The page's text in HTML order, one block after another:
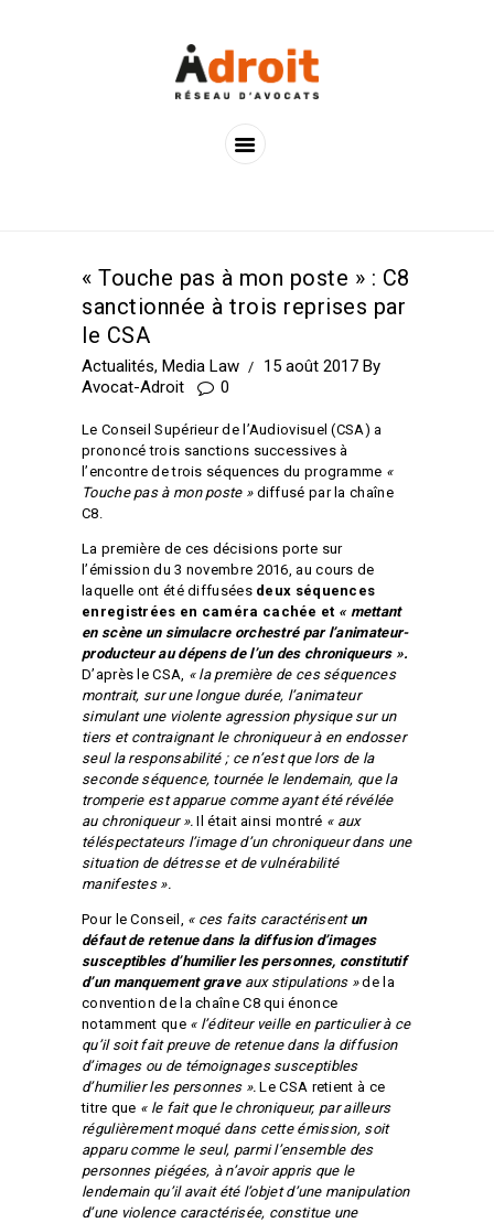
ACCUEIL
LES AVOCATS
CONTACTS
« Touche pas à mon poste » : C8
sanctionnée à trois reprises par
le CSA
Actualités, Media Law 15 août 2017 By
Avocat-Adroit
0
Le Conseil Supérieur de l’Audiovisuel (CSA) a
prononcé trois sanctions successives à
l’encontre de trois séquences du programme «
Touche pas à mon poste » diffusé par la chaîne
C8.
La première de ces décisions porte sur
l’émission du 3 novembre 2016, au cours de
laquelle ont été diffusées deux séquences
enregistrées en caméra cachée et « mettant
en scène un simulacre orchestré par l’animateur-
producteur au dépens de l’un des chroniqueurs ».
D’après le CSA, « la première de ces séquences
montrait, sur une longue durée, l’animateur
simulant une violente agression physique sur un
tiers et contraignant le chroniqueur à en endosser
seul la responsabilité ; ce n’est que lors de la
seconde séquence, tournée le lendemain, que la
tromperie est apparue comme ayant été révélée
au chroniqueur ».Il était ainsi montré « aux
téléspectateurs l’image d’un chroniqueur dans une
situation de détresse et de vulnérabilité
manifestes ».
Pour le Conseil, « ces faits caractérisent un
défaut de retenue dans la diffusion d’images
susceptibles d’humilier les personnes, constitutif
d’un manquement grave aux stipulations »de la
convention de la chaîne C8 qui énonce
notamment que « l’éditeur veille en particulier à ce
qu’il soit fait preuve de retenue dans la diffusion
d’images ou de témoignages susceptibles
d’humilier les personnes ».Le CSA retient à ce
titre que « le fait que le chroniqueur, par ailleurs
régulièrement moqué dans cette émission, soit
apparu comme le seul, parmi l’ensemble des
personnes piégées, à n’avoir appris que le
lendemain qu’il avait été l’objet d’une manipulation
d’une violence caractérisée, constitue une